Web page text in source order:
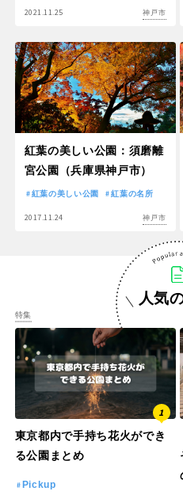
2021.11.25 神戸市
紅葉の美しい公園：須磨離
宮公園（兵庫県神戸市）
紅葉の美しい公園 紅葉の名所
2017.11.24 神戸市
人気
特集
東京都内で手持ち花火ができ
る公園まとめ
Pickup